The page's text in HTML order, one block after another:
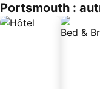
Portsmouth :